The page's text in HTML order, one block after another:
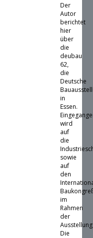
Der
Autor
berichtet
hier
über
die
deubau
62,
die
Deutsche
in
Essen.
wird
auf
die
sowie
auf
den
im
Rahmen
der
Die